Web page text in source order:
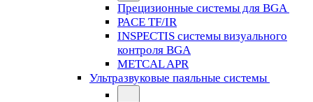
Прецизионные системы для BGA
PACE TF/IR
INSPECTIS системы визуального
контроля BGA
METCAL APR
Ультразвуковые паяльные системы